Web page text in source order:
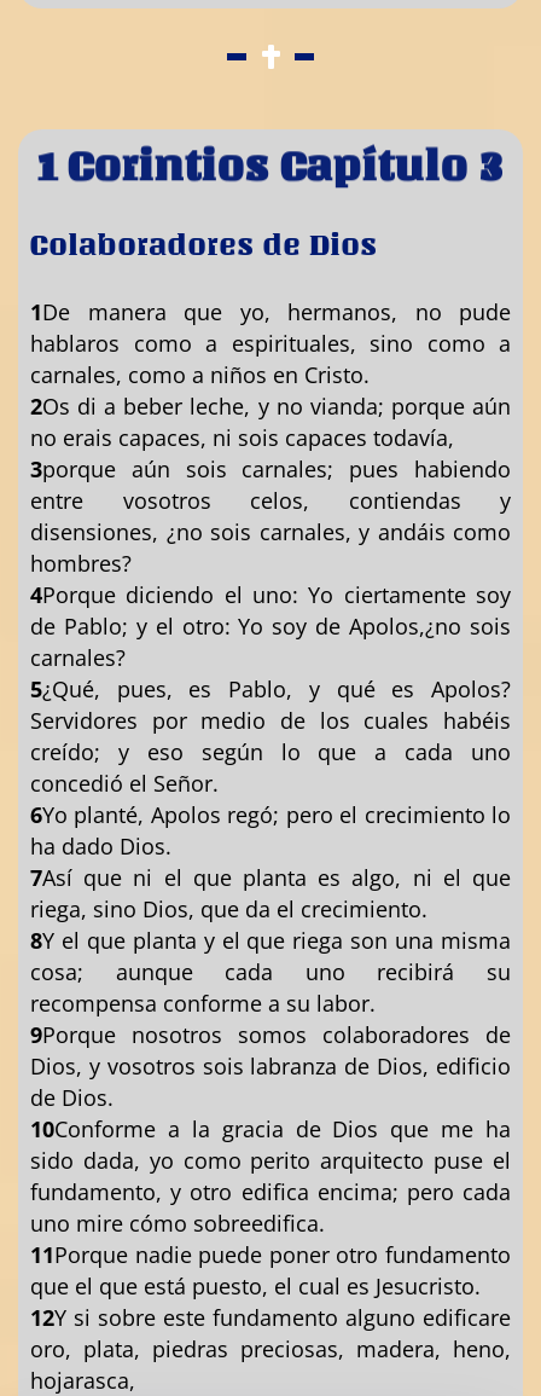
1 Corintios Capítulo 3
Colaboradores de Dios
1De manera que yo, hermanos, no pude
hablaros como a espirituales, sino como a
carnales, como a niños en Cristo.
2Os di a beber leche, y no vianda; porque aún
no erais capaces, ni sois capaces todavía,
3porque aún sois carnales; pues habiendo
entre vosotros celos, contiendas y
disensiones, ¿no sois carnales, y andáis como
hombres?
4Porque diciendo el uno: Yo ciertamente soy
de Pablo; y el otro: Yo soy de Apolos,¿no sois
carnales?
5¿Qué, pues, es Pablo, y qué es Apolos?
Servidores por medio de los cuales habéis
creído; y eso según lo que a cada uno
concedió el Señor.
6Yo planté, Apolos regó; pero el crecimiento lo
ha dado Dios.
7Así que ni el que planta es algo, ni el que
riega, sino Dios, que da el crecimiento.
8Y el que planta y el que riega son una misma
cosa; aunque cada uno recibirá su
recompensa conforme a su labor.
9Porque nosotros somos colaboradores de
Dios, y vosotros sois labranza de Dios, edificio
de Dios.
10Conforme a la gracia de Dios que me ha
sido dada, yo como perito arquitecto puse el
fundamento, y otro edifica encima; pero cada
uno mire cómo sobreedifica.
11Porque nadie puede poner otro fundamento
que el que está puesto, el cual es Jesucristo.
12Y si sobre este fundamento alguno edificare
oro, plata, piedras preciosas, madera, heno,
hojarasca,